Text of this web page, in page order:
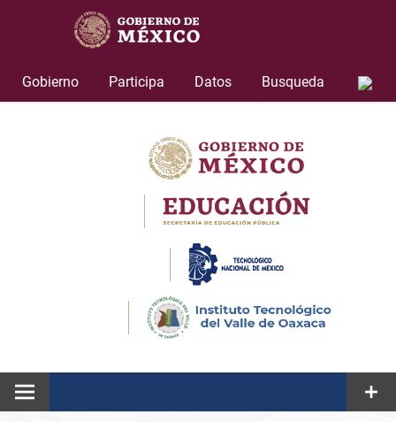
Gobierno
Participa Datos Busqueda